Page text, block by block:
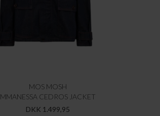
MOS MOSH
MMANESSA CEDROS JACKET
DKK 1.499,95